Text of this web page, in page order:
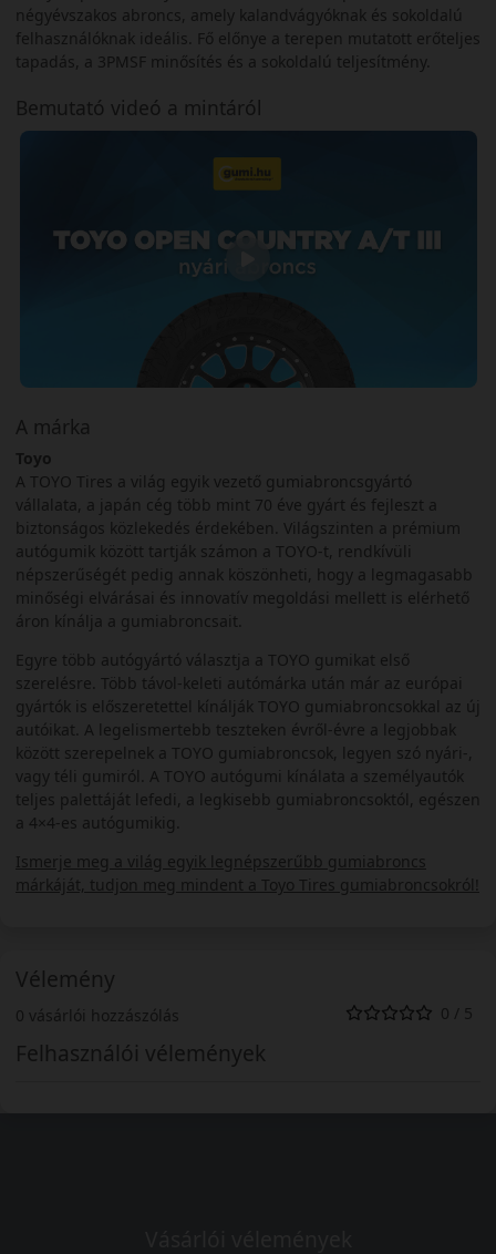
négyévszakos abroncs, amely kalandvágyóknak és sokoldalú
felhasználóknak ideális. Fő előnye a terepen mutatott erőteljes
tapadás, a 3PMSF minősítés és a sokoldalú teljesítmény.
Bemutató videó a mintáról
A márka
Toyo
A TOYO Tires a világ egyik vezető gumiabroncsgyártó
vállalata, a japán cég több mint 70 éve gyárt és fejleszt a
biztonságos közlekedés érdekében. Világszinten a prémium
autógumik között tartják számon a TOYO-t, rendkívüli
népszerűségét pedig annak köszönheti, hogy a legmagasabb
minőségi elvárásai és innovatív megoldási mellett is elérhető
áron kínálja a gumiabroncsait.
Egyre több autógyártó választja a TOYO gumikat első
szerelésre. Több távol-keleti autómárka után már az európai
gyártók is előszeretettel kínálják TOYO gumiabroncsokkal az új
autóikat. A legelismertebb teszteken évről-évre a legjobbak
között szerepelnek a TOYO gumiabroncsok, legyen szó nyári-,
vagy téli gumiról. A TOYO autógumi kínálata a személyautók
teljes palettáját lefedi, a legkisebb gumiabroncsoktól, egészen
a 4×4-es autógumikig.
Ismerje meg a világ egyik legnépszerűbb gumiabroncs
márkáját, tudjon meg mindent a Toyo Tires gumiabroncsokról!
Vélemény
0 vásárlói hozzászólás 0 / 5
Felhasználói vélemények